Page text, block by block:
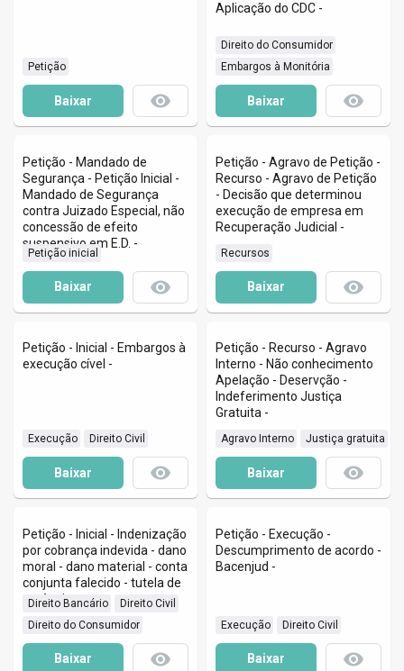
Petição
Baixar remove_red_eye
Aplicação do CDC -
Direito do Consumidor
Embargos à Monitória
Baixar remove_red_eye
Petição - Mandado de
Segurança - Petição Inicial -
Mandado de Segurança
contra Juizado Especial, não
concessão de efeito
suspensivo em E.D. -
Petição inicial
Baixar remove_red_eye
Petição - Agravo de Petição -
Recurso - Agravo de Petição
- Decisão que determinou
execução de empresa em
Recuperação Judicial -
Recursos
Baixar remove_red_eye
Petição - Inicial - Embargos à
execução cível -
Execução Direito Civil
Baixar remove_red_eye
Petição - Recurso - Agravo
Interno - Não conhecimento
Apelação - Deservção -
Indeferimento Justiça
Gratuita -
Agravo Interno Justiça gratuita
Baixar remove_red_eye
Petição - Inicial - Indenização
por cobrança indevida - dano
moral - dano material - conta
conjunta falecido - tutela de
urgência -
Direito Bancário
Direito Civil
Direito do Consumidor
Baixar remove_red_eye
Petição - Execução -
Descumprimento de acordo -
Bacenjud -
Execução Direito Civil
Baixar remove_red_eye